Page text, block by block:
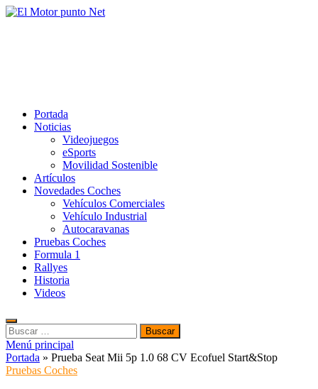
Saltar
Portada
Noticias
Videojuegos
eSports
Movilidad Sostenible
Artículos
Novedades Coches
Vehículos Comerciales
Vehículo Industrial
Autocaravanas
Pruebas Coches
Formula 1
Rallyes
Historia
Videos
Buscar:
Menú principal
Portada » Prueba Seat Mii 5p 1.0 68 CV Ecofuel Start&Stop
Pruebas Coches